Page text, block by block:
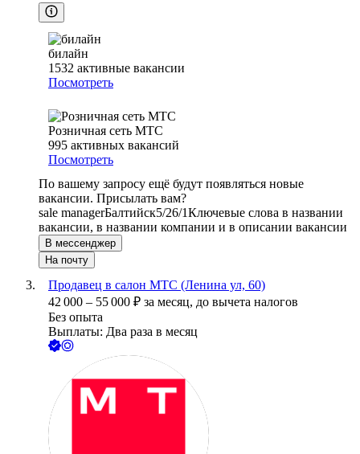
билайн
1532 активные вакансии
Посмотреть
Розничная сеть МТС
995 активных вакансий
Посмотреть
По вашему запросу ещё будут появляться новые
вакансии. Присылать вам?
sale managerБалтийск5/26/1Ключевые слова в названии
вакансии, в названии компании и в описании вакансии
В мессенджер
На почту
Продавец в салон МТС (Ленина ул, 60)
42 000 – 55 000 ₽ за месяц, до вычета налогов
Без опыта
Выплаты: Два раза в месяц